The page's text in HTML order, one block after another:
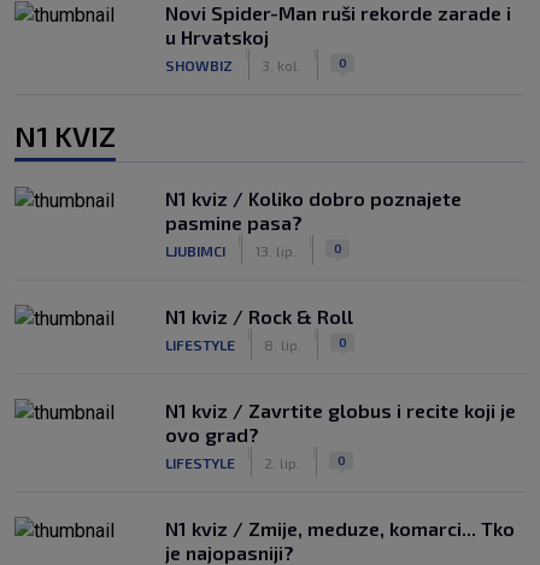
Novi Spider-Man ruši rekorde zarade i
u Hrvatskoj
SHOWBIZ 3. kol. 0
N1 KVIZ
N1 kviz / Koliko dobro poznajete
pasmine pasa?
LJUBIMCI 13. lip. 0
N1 kviz / Rock & Roll
LIFESTYLE 8. lip. 0
N1 kviz / Zavrtite globus i recite koji je
ovo grad?
LIFESTYLE 2. lip. 0
N1 kviz / Zmije, meduze, komarci... Tko
je najopasniji?